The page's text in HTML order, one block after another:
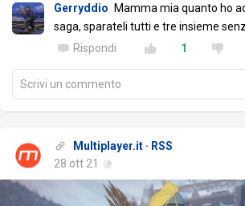
Gerryddio Mamma mia quanto ho
saga, sparateli tutti e tre insieme
Rispondi
1
Scrivi un commento
Multiplayer.it · RSS
28 ott 21